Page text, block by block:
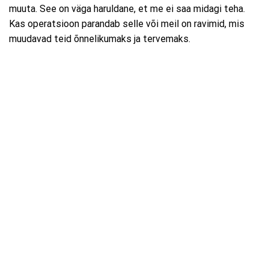
muuta. See on väga haruldane, et me ei saa midagi teha.
Kas operatsioon parandab selle või meil on ravimid, mis
muudavad teid õnnelikumaks ja tervemaks.